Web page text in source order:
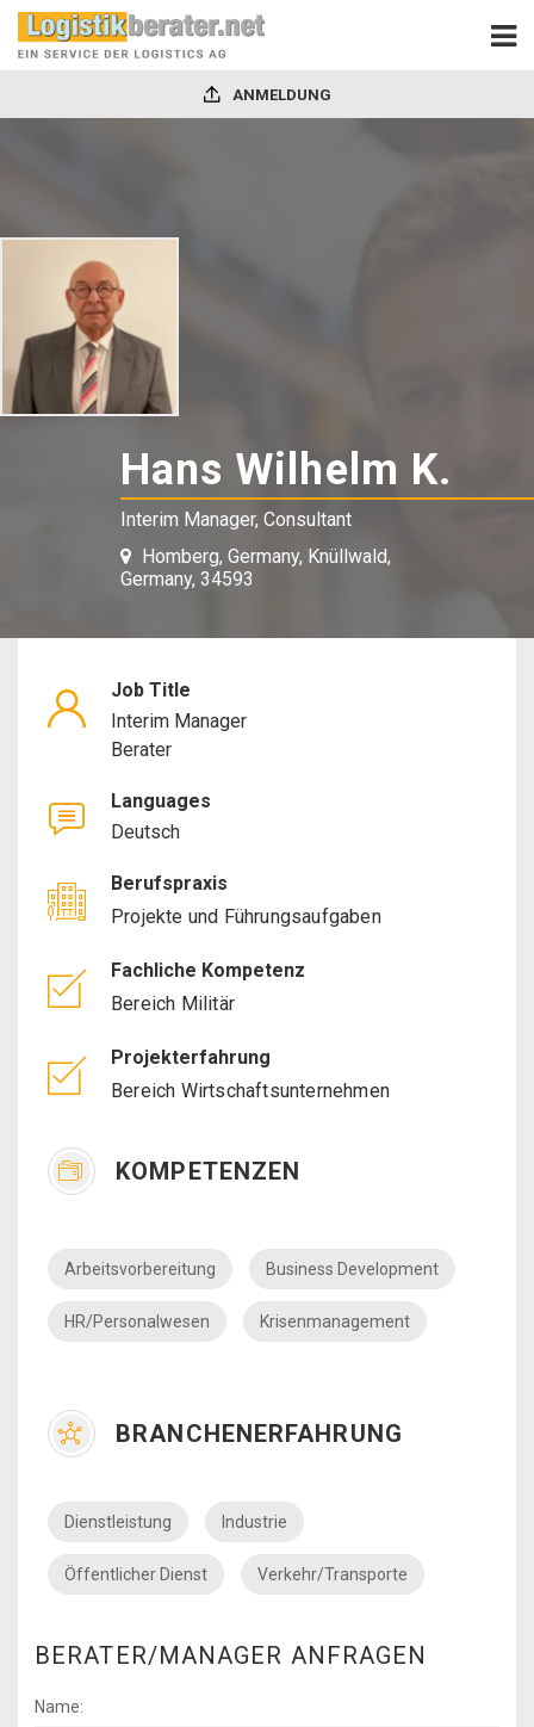
ANMELDUNG
Hans Wilhelm K.
Interim Manager, Consultant
Homberg, Germany, Knüllwald,
Germany, 34593
Job Title
Interim Manager
Berater
Languages
Deutsch
Berufspraxis
Projekte und Führungsaufgaben
Fachliche Kompetenz
Bereich Militär
Projekterfahrung
Bereich Wirtschaftsunternehmen
KOMPETENZEN
Arbeitsvorbereitung Business Development
HR/Personalwesen Krisenmanagement
BRANCHENERFAHRUNG
Dienstleistung Industrie
Öffentlicher Dienst Verkehr/Transporte
BERATER/MANAGER ANFRAGEN
Name: